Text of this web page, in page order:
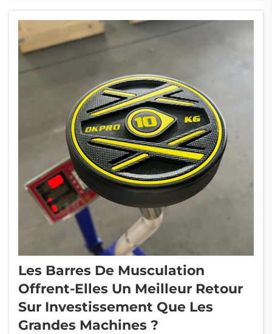
matériel qui stimulent l'augmentation du
nombre de membres, répondent aux besoins
variés des clients...
Les Barres De Musculation
Offrent-Elles Un Meilleur Retour
Sur Investissement Que Les
Grandes Machines ?